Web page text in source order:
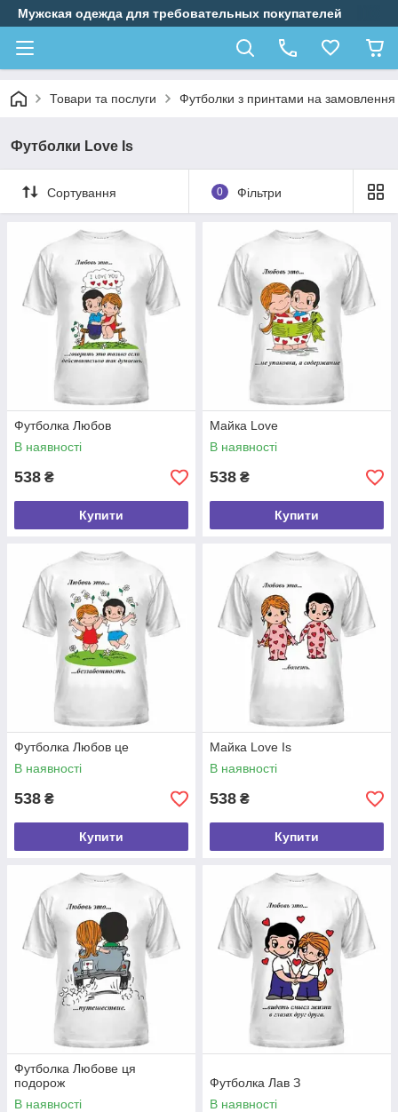
Мужская одежда для требовательных покупателей
Товари та послуги Футболки з принтами на замовлення
Футболки Love Is
Сортування 0 Фільтри
Футболка Любов
В наявності
538 ₴
Купити
Майка Love
В наявності
538 ₴
Купити
Футболка Любов це
В наявності
538 ₴
Купити
Майка Love Is
В наявності
538 ₴
Купити
Футболка Любове ця
подорож
В наявності
Футболка Лав З
В наявності